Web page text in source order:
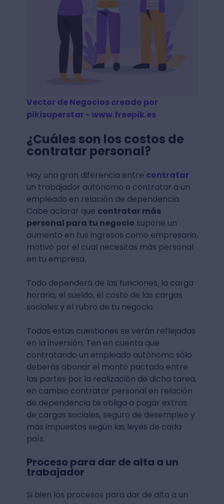
Vector de Negocios creado por
pikisuperstar - www.freepik.es
¿Cuáles son los costos de
contratar personal?
Hay una gran diferencia entre contratar
un trabajador autónomo o contratar a un
empleado en relación de dependencia.
Cabe aclarar que contratar más
personal para tu negocio supone un
aumento en tus ingresos como empresario,
motivo por el cual necesitas más personal
en tu empresa.
Todo dependerá de las funciones, la carga
horaria, el sueldo, el costo de las cargas
sociales y el rubro de tu negocio.
Todas estas cuestiones se verán reflejadas
en la inversión. Ten en cuenta que
contratando un empleado autónomo sólo
deberás abonar el monto pactado entre
las partes por la realización de dicha tarea,
en cambio contratar personal en relación
de dependencia te obliga a pagar extras
de cargas sociales, seguro de desempleo y
más impuestos según las leyes de cada
país.
Proceso para dar de alta a un
trabajador
Si bien los procesos para dar de alta a un